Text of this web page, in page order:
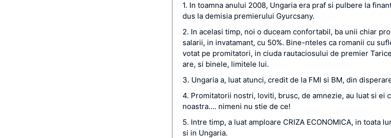
1. In toamna anului 2008, Ungaria era praf si pulbere la
dus la demisia premierului Gyurcsany.
2. In acelasi timp, noi o duceam confortabil, ba unii chiar
salarii, in invatamant, cu 50%. Bine-nteles ca romanii cu
votat pe promitatori, in ciuda rautaciosului de premier
are, si binele, limitele lui.
3. Ungaria a, luat atunci, credit de la FMI si BM, din
4. Promitatorii nostri, loviti, brusc, de amnezie, au luat si ei
noastra…. nimeni nu stie de ce!
5. Intre timp, a luat amploare CRIZA ECONOMICA, in toata
si in Ungaria.